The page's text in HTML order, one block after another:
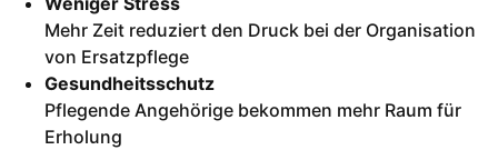
Mehr Zeit reduziert den Druck bei der Organisation
von Ersatzpflege
Gesundheitsschutz
Pflegende Angehörige bekommen mehr Raum für
Erholung